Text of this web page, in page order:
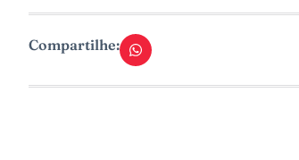
Compartilhe: